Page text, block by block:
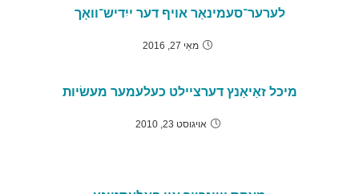
לערער־סעמינאַר אויף דער ייִדיש־וואָך
מאַי 27, 2016
מיכל זאַיאַנץ דערציילט כעלעמער מעשׂיות
אױגוסט 23, 2010